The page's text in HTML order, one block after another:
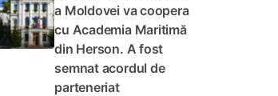
a Moldovei va coopera
cu Academia Maritimă
din Herson. A fost
semnat acordul de
parteneriat